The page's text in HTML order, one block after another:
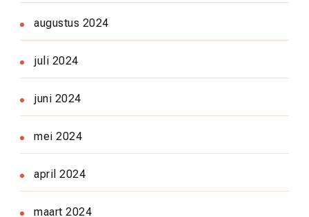
augustus 2024
juli 2024
juni 2024
mei 2024
april 2024
maart 2024